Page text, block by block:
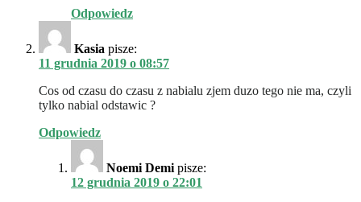
Odpowiedz
Kasia pisze:
11 grudnia 2019 o 08:57
Cos od czasu do czasu z nabialu zjem duzo tego nie ma, czyli
tylko nabial odstawic ?
Odpowiedz
Noemi Demi pisze:
12 grudnia 2019 o 22:01